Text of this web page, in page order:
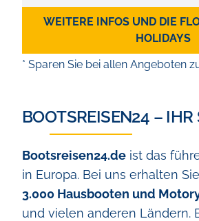
WEITERE INFOS UND DIE
HOLIDAYS
* Sparen Sie bei allen Angeboten
BOOTSREISEN24 –
Bootsreisen24.de ist das
in Europa. Bei uns erhalten
3.000 Hausbooten und
und vielen anderen Ländern.